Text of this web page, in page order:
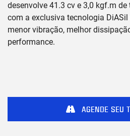
desenvolve 41.3 cv e 3,0 kgf.m
com a exclusiva tecnologia
menor vibração, melhor
performance.
AGENDE SEU